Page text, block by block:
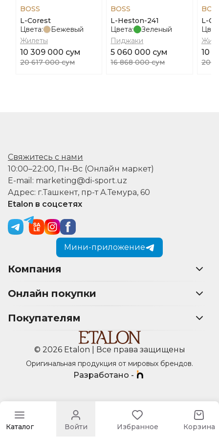
BOSS
L-Corest
Цвета:
Бежевый
Жилеты
10 309 000 сум
20 617 000 сум
BOSS
L-Heston-241
Цвета:
Зеленый
Пиджаки
5 060 000 сум
16 868 000 сум
L-
10
20
Свяжитесь с нами
10:00–22:00, Пн-Вс (Онлайн маркет)
E-mail: marketing@di-sport.uz
Адрес: г.Ташкент, пр-т А.Темура, 60
Etalon в соцсетях
Мини-приложение
Компания
Онлайн покупки
Покупателям
© 2026 Etalon | Все права защищены
Оригинальная продукция от мировых брендов.
Разработано -
Каталог Войти Избранное Корзина